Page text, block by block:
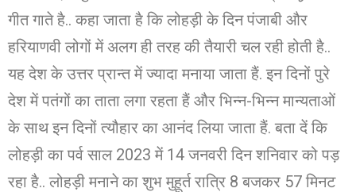
गीत गाते है.. कहा जाता है कि लोहड़ी के दिन पंजाबी और
हरियाणवी लोगों में अलग ही तरह की तैयारी चल रही होती है..
यह देश के उत्तर प्रान्त में ज्यादा मनाया जाता हैं. इन दिनों पुरे
देश में पतंगों का ताता लगा रहता हैं और भिन्न-भिन्न मान्यताओं
के साथ इन दिनों त्यौहार का आनंद लिया जाता हैं. बता दें कि
लोहड़ी का पर्व साल 2023 में 14 जनवरी दिन शनिवार को पड़
रहा है.. लोहड़ी मनाने का शुभ मुहूर्त रात्रि 8 बजकर 57 मिनट